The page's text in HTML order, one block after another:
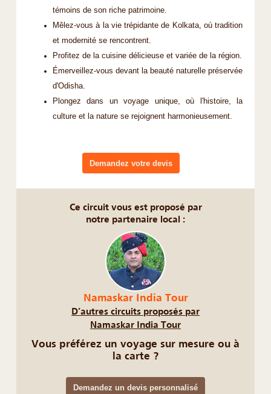
témoins de son riche patrimoine.
Mêlez-vous à la vie trépidante de Kolkata, où tradition
et modernité se rencontrent.
Profitez de la cuisine délicieuse et variée de la région.
Émerveillez-vous devant la beauté naturelle préservée
d'Odisha.
Plongez dans un voyage unique, où l'histoire, la
culture et la nature se rejoignent harmonieusement.
Demandez votre devis
Ce circuit vous est proposé par
notre partenaire local :
Namaskar India Tour
D’autres circuits proposés par
Namaskar India Tour
Vous préférez un voyage sur mesure ou à
la carte ?
Demandez un devis personnalisé